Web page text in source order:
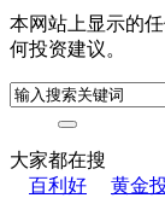
本网站上显示的
何投资建议。
大家都在搜
百利好
黄金